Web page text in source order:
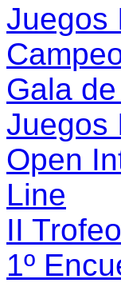
Juegos
Gala
Juegos
Open
Line
II
1º